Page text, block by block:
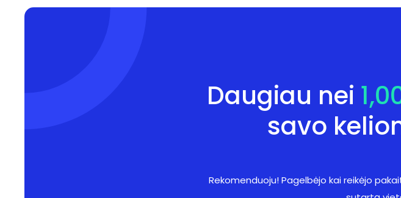
Daugiau nei
savo
Rekomenduoju! Pagelbėjo kai reikėjo